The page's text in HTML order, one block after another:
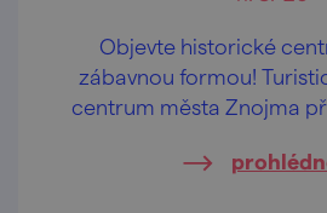
Objevte historické
zábavnou formou!
centrum města Znojma
prohlídky určené